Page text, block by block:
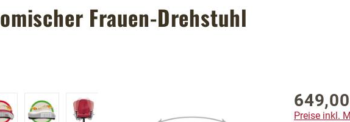
Frauen-Drehstuhl
Regulärer
Preise inkl.